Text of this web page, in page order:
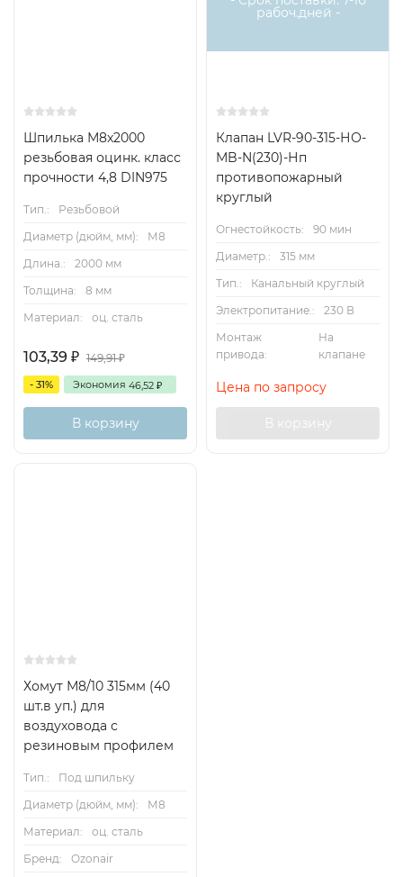
Шпилька М8x2000
резьбовая оцинк. класс
прочности 4,8 DIN975
Тип.:
Резьбовой
Диаметр (дюйм, мм):
М8
Длина.:
2000 мм
Толщина:
8 мм
Материал:
оц. сталь
103,39 ₽ 149,91₽
- 31% Экономия 46,52 ₽
В корзину
рабоч.дней -
Клапан LVR-90-315-НО-
MB-N(230)-Нп
противопожарный
круглый
Огнестойкость:
90 мин
Диаметр.:
315 мм
Тип.:
Канальный круглый
Электропитание.:
230 В
Монтаж
привода:
На
клапане
Цена по запросу
В корзину
Хомут М8/10 315мм (40
шт.в уп.) для
воздуховода с
резиновым профилем
Тип.:
Под шпильку
Диаметр (дюйм, мм):
М8
Материал:
оц. сталь
Бренд:
Ozonair